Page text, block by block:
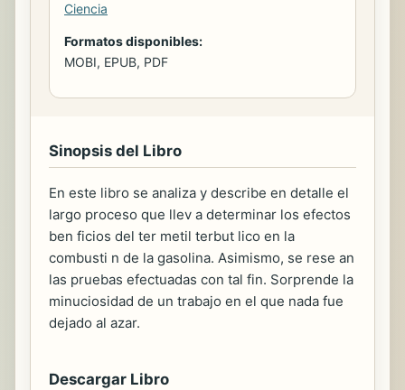
Ciencia
Formatos disponibles:
MOBI, EPUB, PDF
Sinopsis del Libro
En este libro se analiza y describe en detalle el
largo proceso que llev a determinar los efectos
ben ficios del ter metil terbut lico en la
combusti n de la gasolina. Asimismo, se rese an
las pruebas efectuadas con tal fin. Sorprende la
minuciosidad de un trabajo en el que nada fue
dejado al azar.
Descargar Libro